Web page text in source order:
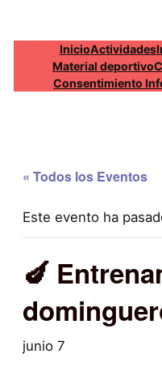
InicioActividades
Material deportivo
Consentimiento
« Todos los Eventos
Este evento ha
🍆
junio 7